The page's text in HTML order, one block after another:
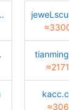
≈2171
≈306